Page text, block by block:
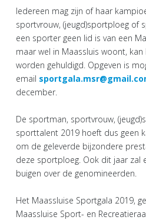
Iedereen mag zijn of haar
sportvrouw, (jeugd)sportploeg of
een sporter geen lid is van een
maar wel in Maassluis woont,
worden gehuldigd. Opgeven is
email
december.
De sportman, sportvrouw,
sporttalent 2019 hoeft dus geen
om de geleverde bijzondere
deze sportploeg. Ook dit jaar zal
buigen over de genomineerden.
Het Maassluise Sportgala 2019,
Maassluise Sport- en